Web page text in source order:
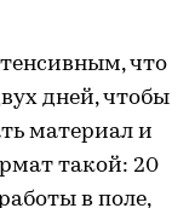
что
дней, чтобы
материал и
такой: 20
в поле,